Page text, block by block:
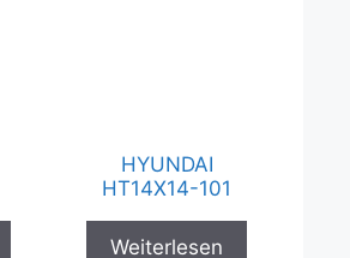
HYUNDAI
HT14X14-101
Weiterlesen